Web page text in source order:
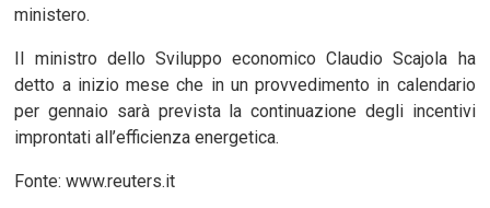
ministero.
Il ministro dello Sviluppo economico Claudio Scajola ha
detto a inizio mese che in un provvedimento in calendario
per gennaio sarà prevista la continuazione degli incentivi
improntati all’efficienza energetica.
Fonte: www.reuters.it